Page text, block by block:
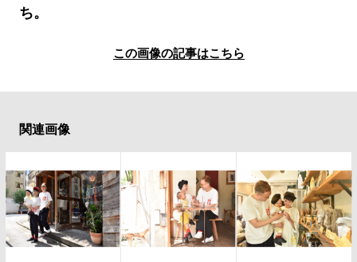
ち。
この画像の記事はこちら
関連画像